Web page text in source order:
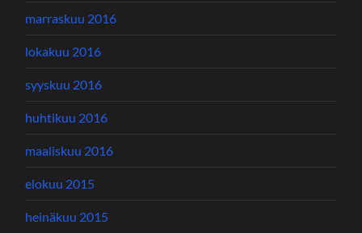
marraskuu 2016
lokakuu 2016
syyskuu 2016
huhtikuu 2016
maaliskuu 2016
elokuu 2015
heinäkuu 2015